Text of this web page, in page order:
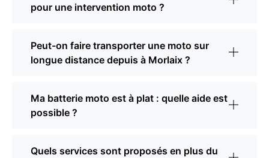
pour une intervention moto ?
Peut-on faire transporter une moto sur
longue distance depuis à Morlaix ?
Ma batterie moto est à plat : quelle aide est
possible ?
Quels services sont proposés en plus du